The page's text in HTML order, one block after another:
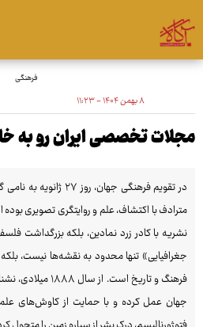
فرهنگی
۸ بهمن ۱۴۰۴ - ۱۱:۲۳
مجلات تخصصی ایران رو به
در تقویم فرهنگی جهان،
مترادف با اکتشاف، علم و روایتگری تصویری
نشریه با کادر زرد نمادین، بلکه
جغرافیایی» تنها محدود به نقشه‌ها نیست،
فرهنگ و تاریخ است.
جهان عمل کرده و با حمایت از کاوش‌های